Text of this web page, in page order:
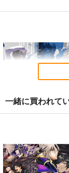
ハイパーソニックソ
ル
一緒に買われて